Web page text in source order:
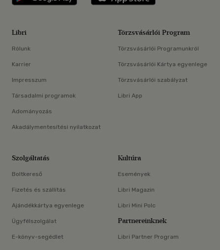
Libri
Rólunk
Karrier
Impresszum
Társadalmi programok
Adományozás
Akadálymentesítési nyilatkozat
Törzsvásárlói Program
Törzsvásárlói Programunkról
Törzsvásárlói Kártya egyenlege
Törzsvásárlói szabályzat
Libri App
Szolgáltatás
Boltkereső
Fizetés és szállítás
Ajándékkártya egyenlege
Ügyfélszolgálat
E-könyv-segédlet
Kultúra
Események
Libri Magazin
Libri Mini Polc
Partnereinknek
Libri Partner Program